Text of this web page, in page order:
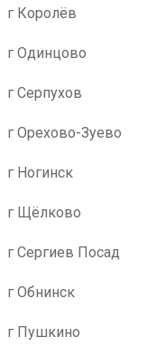
г Королёв
г Одинцово
г Серпухов
г Орехово-Зуево
г Ногинск
г Щёлково
г Сергиев Посад
г Обнинск
г Пушкино